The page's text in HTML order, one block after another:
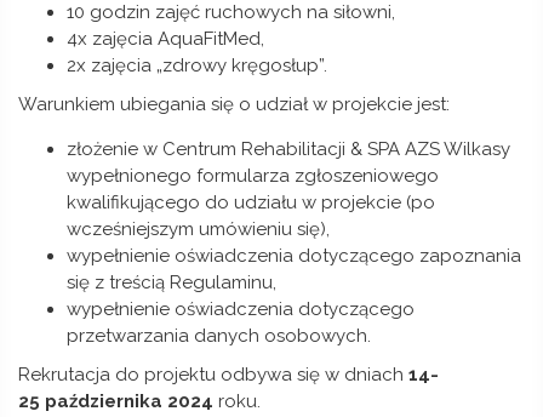
10 godzin zajęć ruchowych na siłowni,
4x zajęcia AquaFitMed,
2x zajęcia „zdrowy kręgosłup”.
Warunkiem ubiegania się o udział w projekcie jest:
złożenie w Centrum Rehabilitacji & SPA AZS Wilkasy
wypełnionego formularza zgłoszeniowego
kwalifikującego do udziału w projekcie (po
wcześniejszym umówieniu się),
wypełnienie oświadczenia dotyczącego zapoznania
się z treścią Regulaminu,
wypełnienie oświadczenia dotyczącego
przetwarzania danych osobowych.
Rekrutacja do projektu odbywa się w dniach 14-
25 października 2024 roku.